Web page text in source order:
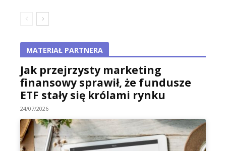
MATERIAŁ PARTNERA
Jak przejrzysty marketing
finansowy sprawił, że fundusze
ETF stały się królami rynku
24/07/2026